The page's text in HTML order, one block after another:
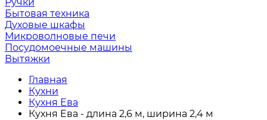
Бытовая техника
Духовые шкафы
Микроволновые печи
Посудомоечные машины
Вытяжки
Главная
Кухни
Кухня Ева
Кухня Ева - длина 2,6 м, ширина 2,4 м